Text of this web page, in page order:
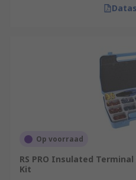
Op voorraad
RS PRO Insulated
Kit